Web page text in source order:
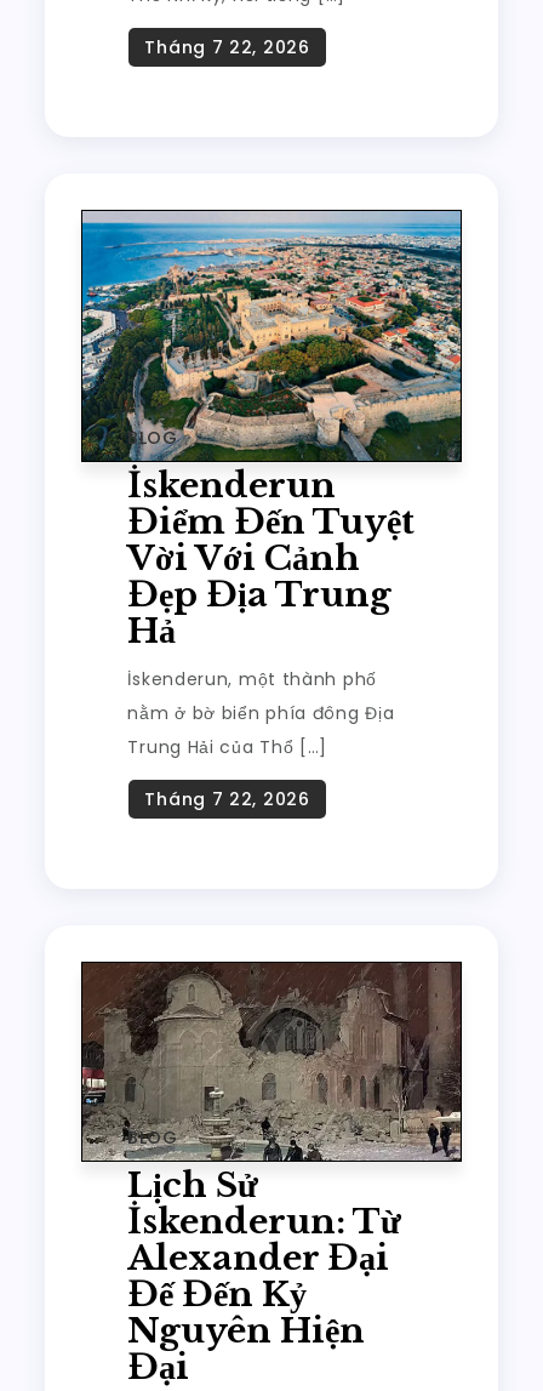
BLOG
İskenderun
Điểm Đến Tuyệt
Vời Với Cảnh
Đẹp Địa Trung
Hả
İskenderun, một thành phố
nằm ở bờ biển phía đông Địa
Trung Hải của Thổ […]
BLOG
Lịch Sử
İskenderun: Từ
Alexander Đại
Đế Đến Kỷ
Nguyên Hiện
Đại